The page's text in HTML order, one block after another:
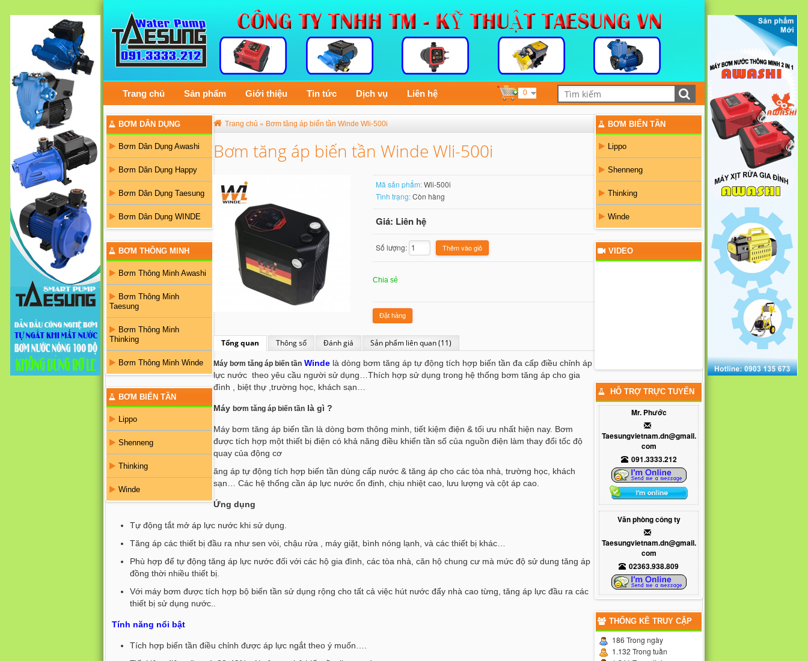
Trang chủ Sản phẩm Giới thiệu Tin tức Dịch vụ Liên hệ 0
BƠM DÂN DỤNG
Bơm Dân Dụng Awashi
Bơm Dân Dụng Happy
Bơm Dân Dụng Taesung
Bơm Dân Dụng WINDE
BƠM THÔNG MINH
Bơm Thông Minh Awashi
Bơm Thông Minh
Taesung
Bơm Thông Minh
Thinking
Bơm Thông Minh Winde
BƠM BIẾN TẦN
Lippo
Shenneng
Thinking
Winde
BƠM BIẾN TẦN
Lippo
Shenneng
Thinking
Winde
VIDEO
HỖ TRỢ TRỰC TUYẾN
Mr. Phước
Taesungvietnam.dn@gmail.
com
091.3333.212
Văn phòng công ty
Taesungvietnam.dn@gmail.
com
02363.938.809
THỐNG KÊ TRUY CẬP
186 Trong ngày
1.132 Trong tuần
Trang chủ » Bơm tăng áp biến tần Winde Wli-500i
Bơm tăng áp biến tần Winde Wli-500i
Mã sản phẩm:Wli-500i
Tình trạng:Còn hàng
Giá: Liên hệ
Số lượng:
Chia sẻ
Đặt hàng
Tổng quan Thông số Đánh giá Sản phẩm liên quan (11)
Máy bơm tăng áp biến tần Winde là dòng bơm tăng áp tự động tích hợp biến tần đa cấp điều chỉnh áp
lực nước theo yêu cầu người sử dụng…Thích hợp sử dụng trong hệ thống bơm tăng áp cho gia
đình , biệt thự ,trường học, khách sạn…
Máy bơm tăng áp biến tần là gì ?
Máy bơm tăng áp biến tần là dòng bơm thông minh, tiết kiệm điện & tối ưu nhất hiện nay. Bơm
được tích hợp một thiết bị điện có khả năng điều khiển tần số của nguồn điện làm thay đổi tốc độ
quay của động cơ
ăng áp tự động tích hợp biến tần dùng cấp nước & tăng áp cho các tòa nhà, trường học, khách
sạn… Các hệ thống cần áp lực nước ổn định, chịu nhiệt cao, lưu lượng và cột áp cao.
Ứng dụng
Tự động tắt mở áp lực nước khi sử dụng.
Tăng áp các thiết bị đầu ra như sen vòi, chậu rửa , máy giặt, bình nóng lạnh, và các thiết bị khác…
Phù hợp để tự động tăng áp lực nước đối với các hộ gia đình, các tòa nhà, căn hộ chung cư mà mức độ sử dung tăng áp
đồng thời nhiều thiết bị.
Với máy bơm được tích hợp bộ biến tần sử dụng rộng cho tất cả việc hút nước đẩy nhà cao từng, tăng áp lực đầu ra các
thiết bị sử dụng nước..
Tính năng nổi bật
Tích hợp biến tần điều chỉnh được áp lực ngắt theo ý muốn….